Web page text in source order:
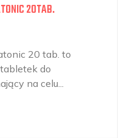
20TAB.
20 tab. to
do
na celu...